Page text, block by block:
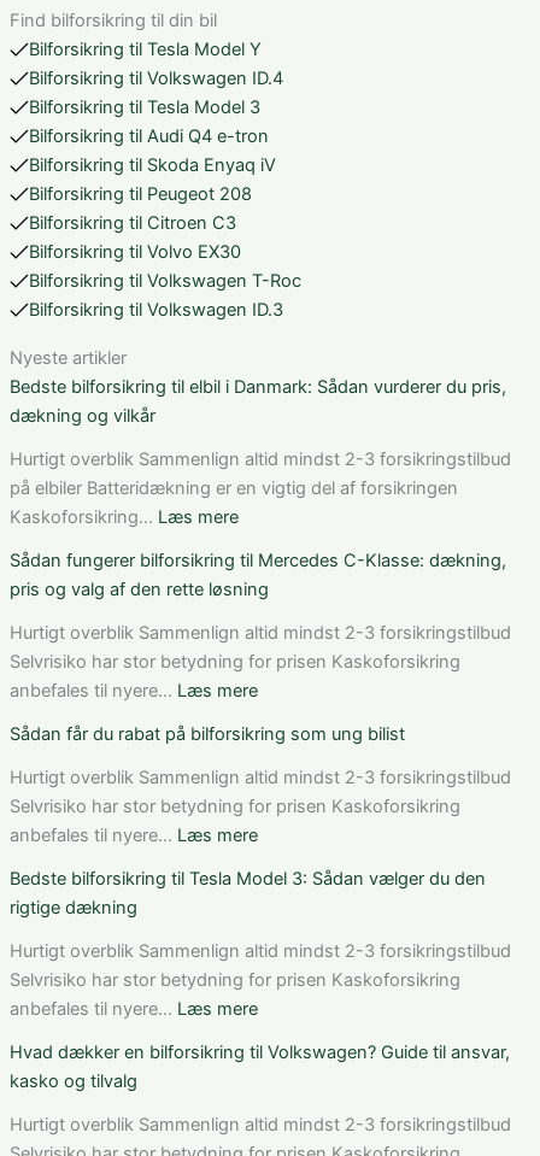
Find bilforsikring til din bil
Bilforsikring til Tesla Model Y
Bilforsikring til Volkswagen ID.4
Bilforsikring til Tesla Model 3
Bilforsikring til Audi Q4 e-tron
Bilforsikring til Skoda Enyaq iV
Bilforsikring til Peugeot 208
Bilforsikring til Citroen C3
Bilforsikring til Volvo EX30
Bilforsikring til Volkswagen T-Roc
Bilforsikring til Volkswagen ID.3
Nyeste artikler
Bedste bilforsikring til elbil i Danmark: Sådan vurderer du pris,
dækning og vilkår
Hurtigt overblik Sammenlign altid mindst 2-3 forsikringstilbud
på elbiler Batteridækning er en vigtig del af forsikringen
Kaskoforsikring… Læs mere:
bilforsikring
elbil
i
Danmark:
vurderer
du
pris,
dækning
vilkår
Sådan fungerer bilforsikring til Mercedes C-Klasse: dækning,
pris og valg af den rette løsning
Hurtigt overblik Sammenlign altid mindst 2-3 forsikringstilbud
Selvrisiko har stor betydning for prisen Kaskoforsikring
anbefales til nyere… Læs mere:
fungerer
bilforsikring
til
Mercedes
Klasse:
pris
og
valg
den
løsning
Sådan får du rabat på bilforsikring som ung bilist
Hurtigt overblik Sammenlign altid mindst 2-3 forsikringstilbud
Selvrisiko har stor betydning for prisen Kaskoforsikring
anbefales til nyere… Læs mere:
får
rabat
på
bilforsikring
ung
Bedste bilforsikring til Tesla Model 3: Sådan vælger du den
rigtige dækning
Hurtigt overblik Sammenlign altid mindst 2-3 forsikringstilbud
Selvrisiko har stor betydning for prisen Kaskoforsikring
anbefales til nyere… Læs mere:
bilforsikring
Tesla
Hvad dækker en bilforsikring til Volkswagen? Guide til ansvar,
kasko og tilvalg
Hurtigt overblik Sammenlign altid mindst 2-3 forsikringstilbud